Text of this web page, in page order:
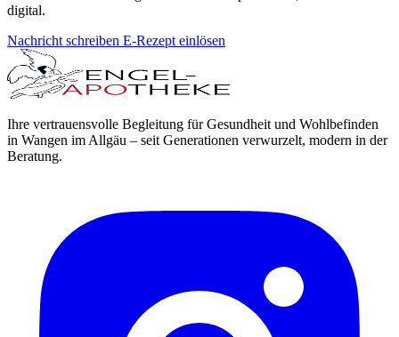
digital.
Nachricht schreiben E-Rezept einlösen
Ihre vertrauensvolle Begleitung für Gesundheit und Wohlbefinden
in Wangen im Allgäu – seit Generationen verwurzelt, modern in der
Beratung.